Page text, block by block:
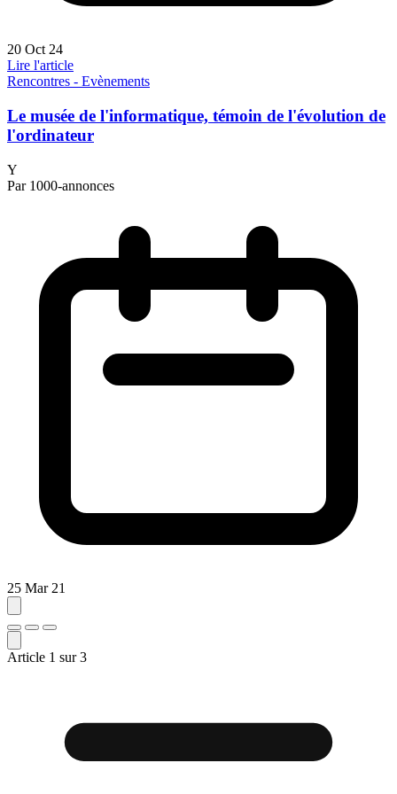
20 Oct 24
Lire l'article
Rencontres - Evènements
Le musée de l'informatique, témoin de l'évolution de
l'ordinateur
Y
Par 1000-annonces
25 Mar 21
Article 1 sur3